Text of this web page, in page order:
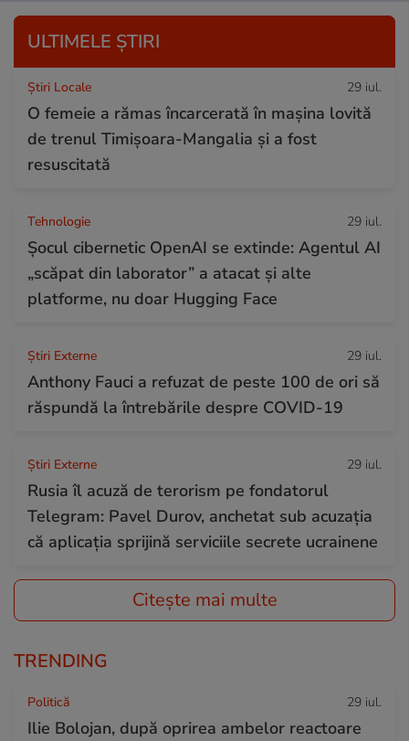
ULTIMELE ȘTIRI
Știri Locale 29 iul.
O femeie a rămas încarcerată în mașina lovită
de trenul Timișoara-Mangalia şi a fost
resuscitată
Tehnologie 29 iul.
Șocul cibernetic OpenAI se extinde: Agentul AI
„scăpat din laborator” a atacat și alte
platforme, nu doar Hugging Face
Știri Externe 29 iul.
Anthony Fauci a refuzat de peste 100 de ori să
răspundă la întrebările despre COVID-19
Știri Externe 29 iul.
Rusia îl acuză de terorism pe fondatorul
Telegram: Pavel Durov, anchetat sub acuzația
că aplicația sprijină serviciile secrete ucrainene
Citește mai multe
TRENDING
Politică 29 iul.
Ilie Bolojan, după oprirea ambelor reactoare